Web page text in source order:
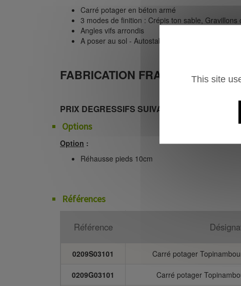
Carré potager en béton armé
3 modes de finition : Crépis ton sable, Gravillons
Angles vifs arrondis
A poser au sol - Autostable
FABRICATION FRANCAISE
PRIX DEGRESSIFS SUIVANT QUANTITATIFS
Options
Option :
Réhausse pieds 10cm
Références
Référence
0209S03101 Carré potager
0209G03101 Carré potager
This site